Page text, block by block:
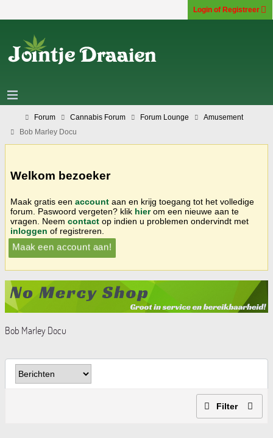
Login of Registreer
Forum Cannabis Forum Forum Lounge
Amusement
Bob Marley Docu
Welkom bezoeker
Maak gratis een account aan en krijg toegang tot het volledige
forum. Paswoord vergeten? klik hierom een nieuwe aan te
vragen. Neem contact op indien u problemen ondervindt met
inloggen of registreren.
Maak een account aan!
Bob Marley Docu
Filter